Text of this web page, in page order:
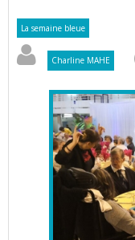
La semaine bleue
Charline MAHE